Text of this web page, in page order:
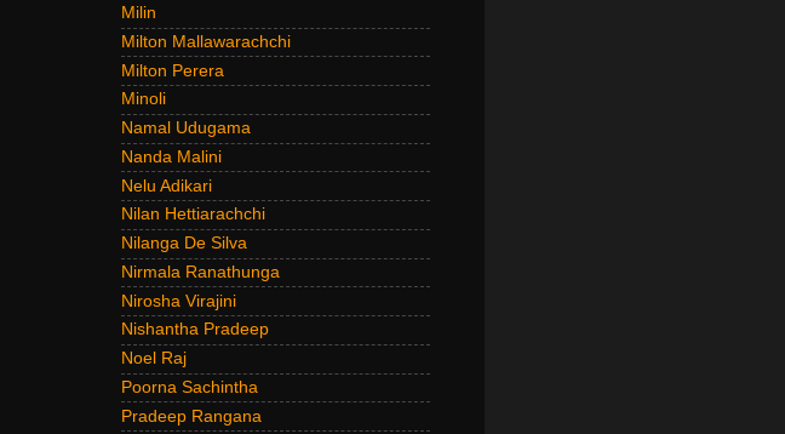
Milin
Milton Mallawarachchi
Milton Perera
Minoli
Namal Udugama
Nanda Malini
Nelu Adikari
Nilan Hettiarachchi
Nilanga De Silva
Nirmala Ranathunga
Nirosha Virajini
Nishantha Pradeep
Noel Raj
Poorna Sachintha
Pradeep Rangana